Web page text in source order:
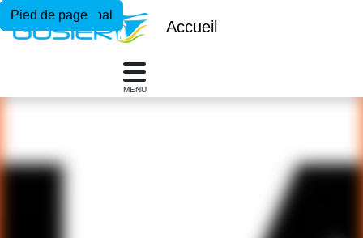
Menu principal
Contenu principal
Pied de page
Accueil
MENU